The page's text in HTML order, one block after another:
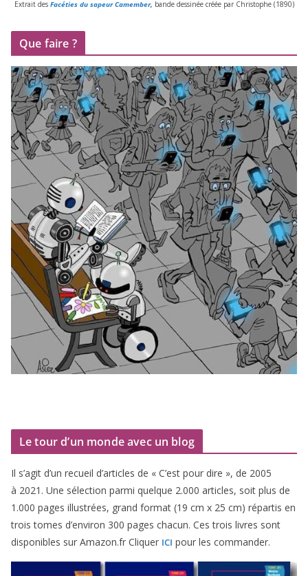
Extrait desFacéties du sapeur Camember, bande des­si­née créée par Christophe (1890)
Que faire ?
Le tour d’un monde avec un blog
Il s’agit d’un recueil d’ar­ticles de « C’est pour dire », de 2005
à 2021 . Une sélec­tion par­mi quelque 2.000 articles, soit plus de
1 .000 pages illus­trées, grand for­mat (19 cm x 25 cm) répar­tis en
trois tomes d’environ 300 pages cha­cun. Ces trois livres sont
dis­po­nibles sur Amazon​.fr Cliquer ICI pour les commander.